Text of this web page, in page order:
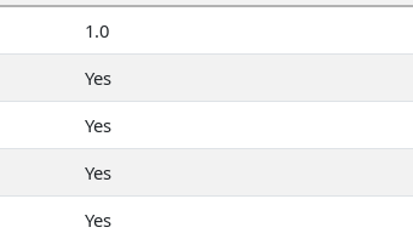
1.0
Yes
Yes
Yes
Yes